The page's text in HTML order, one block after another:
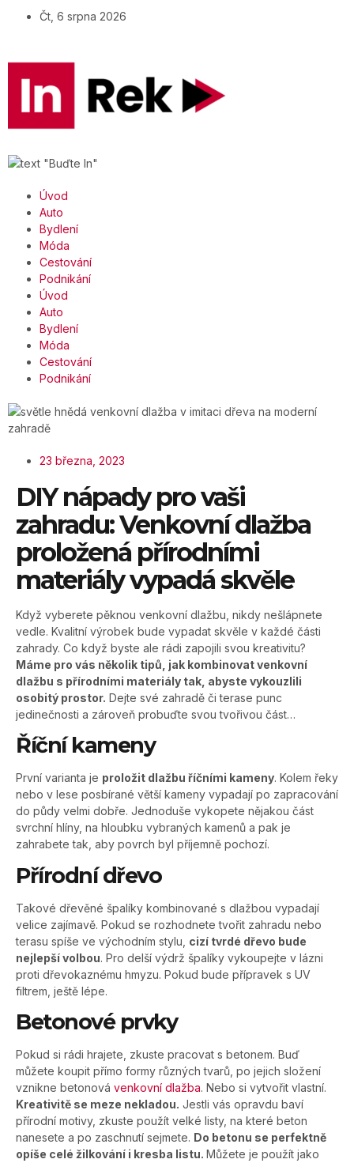
Čt, 6 srpna 2026
Úvod
Auto
Bydlení
Móda
Cestování
Podnikání
Úvod
Auto
Bydlení
Móda
Cestování
Podnikání
23 března, 2023
DIY nápady pro vaši
zahradu: Venkovní dlažba
proložená přírodními
materiály vypadá skvěle
Když vyberete pěknou venkovní dlažbu, nikdy nešlápnete
vedle. Kvalitní výrobek bude vypadat skvěle v každé části
zahrady. Co když byste ale rádi zapojili svou kreativitu?
Máme pro vás několik tipů, jak kombinovat venkovní
dlažbu s přírodními materiály tak, abyste vykouzlili
osobitý prostor. Dejte své zahradě či terase punc
jedinečnosti a zároveň probuďte svou tvořivou část…
Říční kameny
První varianta je proložit dlažbu říčními kameny. Kolem řeky
nebo v lese posbírané větší kameny vypadají po zapracování
do půdy velmi dobře. Jednoduše vykopete nějakou část
svrchní hlíny, na hloubku vybraných kamenů a pak je
zahrabete tak, aby povrch byl příjemně pochozí.
Přírodní dřevo
Takové dřevěné špalíky kombinované s dlažbou vypadají
velice zajímavě. Pokud se rozhodnete tvořit zahradu nebo
terasu spíše ve východním stylu, cizí tvrdé dřevo bude
nejlepší volbou. Pro delší výdrž špalíky vykoupejte v lázni
proti dřevokaznému hmyzu. Pokud bude přípravek s UV
filtrem, ještě lépe.
Betonové prvky
Pokud si rádi hrajete, zkuste pracovat s betonem. Buď
můžete koupit přímo formy různých tvarů, po jejich složení
vznikne betonová venkovní dlažba. Nebo si vytvořit vlastní.
Kreativitě se meze nekladou. Jestli vás opravdu baví
přírodní motivy, zkuste použít velké listy, na které beton
nanesete a po zaschnutí sejmete. Do betonu se perfektně
opíše celé žilkování i kresba listu. Můžete je použít jako